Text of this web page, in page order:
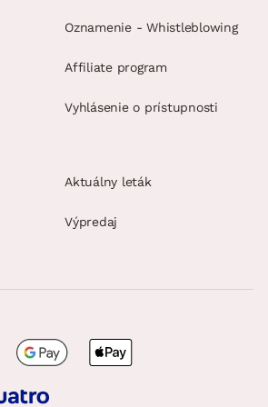
Oznamenie - Whistleblowing
Affiliate program
Vyhlásenie o prístupnosti
Aktuálny leták
Výpredaj